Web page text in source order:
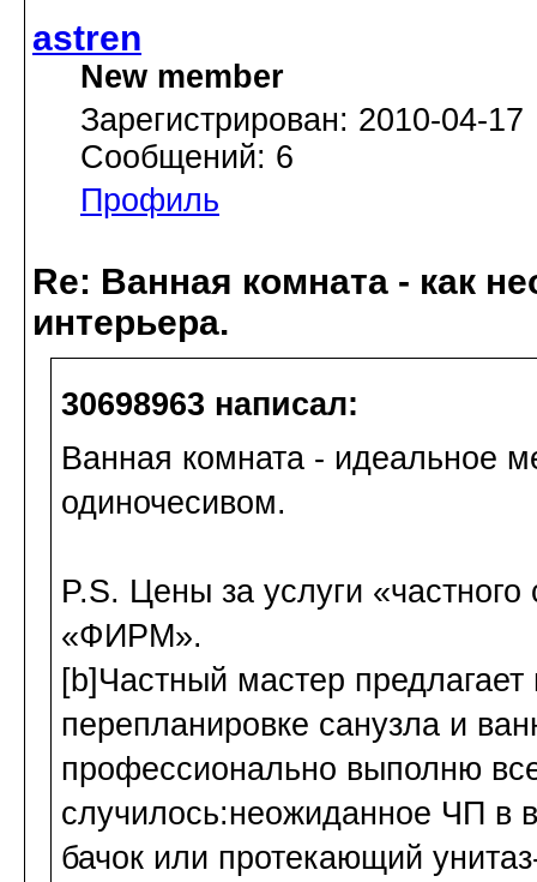
astren
New member
Зарегистрирован: 2010-04-17
Сообщений: 6
Профиль
Re: Ванная комната - как
интерьера.
30698963 написал:
Ванная комната - идеальное
одиночесивом.
P.S. Цены за услуги
«ФИРМ».
[b]Частный мастер
перепланировке санузла и
профессионально выполню
случилось:неожиданное ЧП в
бачок или протекающий